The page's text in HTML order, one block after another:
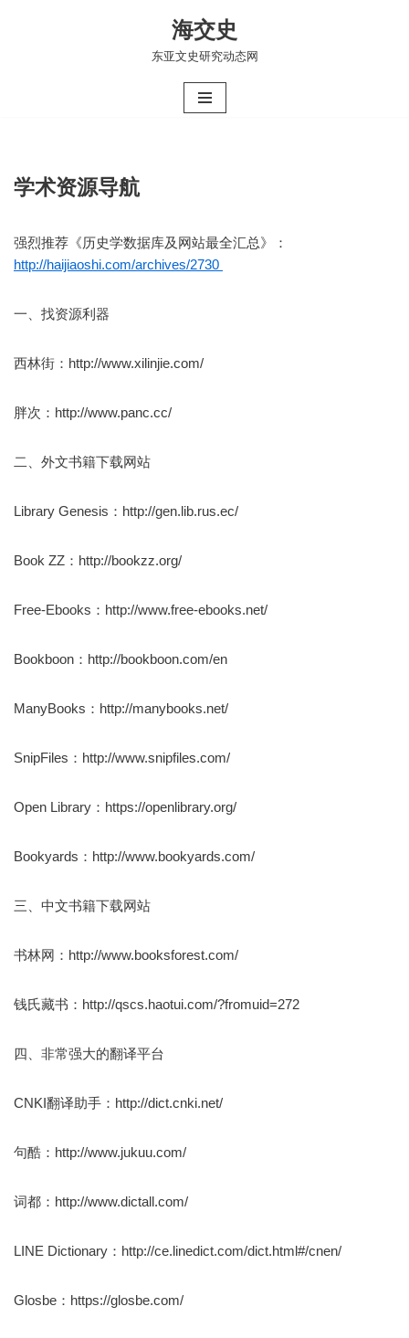
海交史
东亚文史研究动态网
学术资源导航
强烈推荐《历史学数据库及网站最全汇总》：
http://haijiaoshi.com/archives/2730
一、找资源利器
西林街：http://www.xilinjie.com/
胖次：http://www.panc.cc/
二、外文书籍下载网站
Library Genesis：http://gen.lib.rus.ec/
Book ZZ：http://bookzz.org/
Free-Ebooks：http://www.free-ebooks.net/
Bookboon：http://bookboon.com/en
ManyBooks：http://manybooks.net/
SnipFiles：http://www.snipfiles.com/
Open Library：https://openlibrary.org/
Bookyards：http://www.bookyards.com/
三、中文书籍下载网站
书林网：http://www.booksforest.com/
钱氏藏书：http://qscs.haotui.com/?fromuid=272
四、非常强大的翻译平台
CNKI翻译助手：http://dict.cnki.net/
句酷：http://www.jukuu.com/
词都：http://www.dictall.com/
LINE Dictionary：http://ce.linedict.com/dict.html#/cnen/
Glosbe：https://glosbe.com/